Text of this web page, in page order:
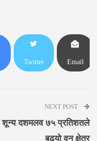
Twitter Email
NEXT POST
शून्य दशमलव ७५ प्रतिशतले
बढ्यो वन क्षेत्र